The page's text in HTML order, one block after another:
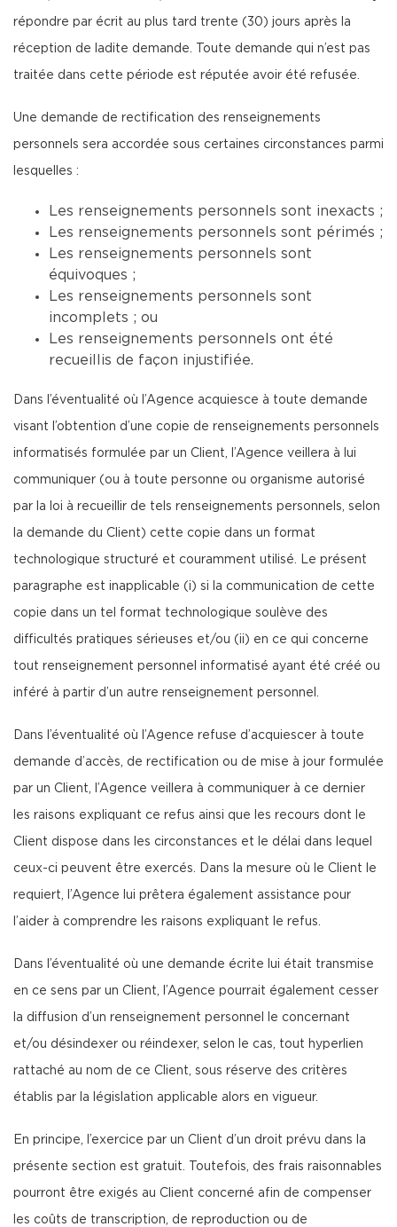
répondre par écrit au plus tard trente (30) jours après la
réception de ladite demande. Toute demande qui n’est pas
traitée dans cette période est réputée avoir été refusée.
Une demande de rectification des renseignements
personnels sera accordée sous certaines circonstances parmi
lesquelles :
Les renseignements personnels sont inexacts ;
Les renseignements personnels sont périmés ;
Les renseignements personnels sont
équivoques ;
Les renseignements personnels sont
incomplets ; ou
Les renseignements personnels ont été
recueillis de façon injustifiée.
Dans l’éventualité où l’Agence acquiesce à toute demande
visant l’obtention d’une copie de renseignements personnels
informatisés formulée par un Client, l’Agence veillera à lui
communiquer (ou à toute personne ou organisme autorisé
par la loi à recueillir de tels renseignements personnels, selon
la demande du Client) cette copie dans un format
technologique structuré et couramment utilisé. Le présent
paragraphe est inapplicable (i) si la communication de cette
copie dans un tel format technologique soulève des
difficultés pratiques sérieuses et/ou (ii) en ce qui concerne
tout renseignement personnel informatisé ayant été créé ou
inféré à partir d’un autre renseignement personnel.
Dans l’éventualité où l’Agence refuse d’acquiescer à toute
demande d’accès, de rectification ou de mise à jour formulée
par un Client, l’Agence veillera à communiquer à ce dernier
les raisons expliquant ce refus ainsi que les recours dont le
Client dispose dans les circonstances et le délai dans lequel
ceux-ci peuvent être exercés. Dans la mesure où le Client le
requiert, l’Agence lui prêtera également assistance pour
l’aider à comprendre les raisons expliquant le refus.
Dans l’éventualité où une demande écrite lui était transmise
en ce sens par un Client, l’Agence pourrait également cesser
la diffusion d’un renseignement personnel le concernant
et/ou désindexer ou réindexer, selon le cas, tout hyperlien
rattaché au nom de ce Client, sous réserve des critères
établis par la législation applicable alors en vigueur.
En principe, l’exercice par un Client d’un droit prévu dans la
présente section est gratuit. Toutefois, des frais raisonnables
pourront être exigés au Client concerné afin de compenser
les coûts de transcription, de reproduction ou de